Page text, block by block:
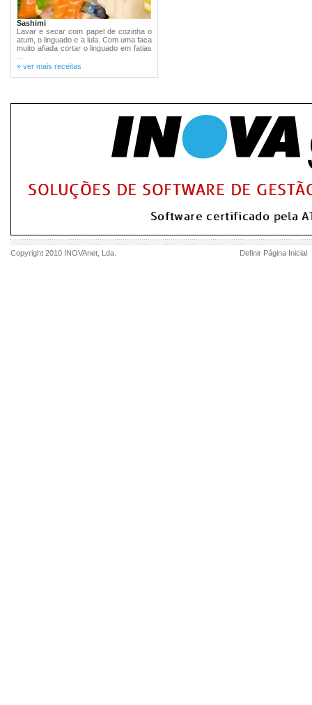
Sashimi
Lavar e secar com papel de cozinha o
atum, o linguado e a lula. Com uma faca
muito afiada cortar o linguado em fatias
» ver mais receitas
Copyright 2010 INOVAnet , Lda. Definir Página Inicial